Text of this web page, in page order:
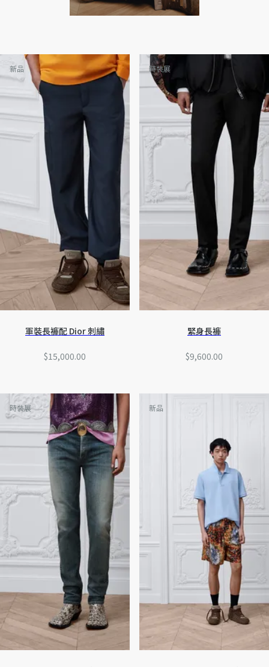
新品
軍裝長褲配 Dior 刺繡
$15,000.00
時裝展
緊身長褲
$9,600.00
時裝展 新品